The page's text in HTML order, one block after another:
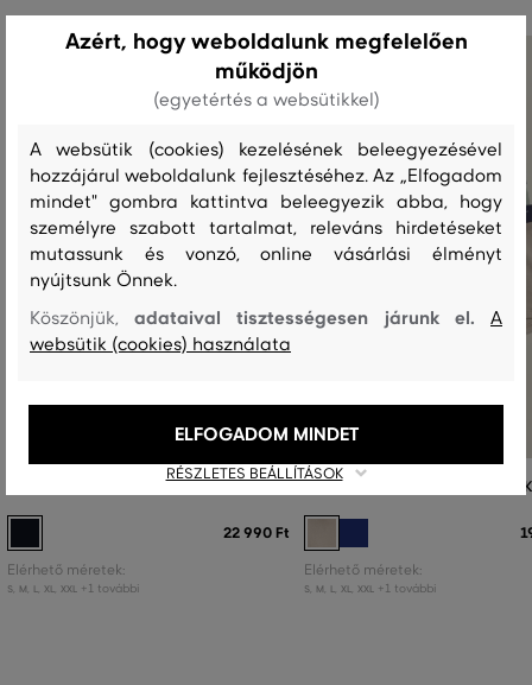
ALSÓNEMŰ GANT BOXER BRIEF 3-PACK
22 990 Ft
Elérhető méretek:
S M L XL XXL +1 további
ALSÓNEMŰ GANT TRUNK 3-PACK
Elérhető méretek:
S M L XL XXL +1 további
Azért, hogy weboldalunk megfelelően
működjön
(egyetértés a websütikkel)
A websütik (cookies) kezelésének beleegyezésével
hozzájárul weboldalunk fejlesztéséhez. Az „Elfogadom
mindet" gombra kattintva beleegyezik abba, hogy
személyre szabott tartalmat, releváns hirdetéseket
mutassunk és vonzó, online vásárlási élményt
nyújtsunk Önnek.
Köszönjük,adataival tisztességesen járunk el.A
websütik (cookies) használata
RÉSZLETES BEÁLLÍTÁSOK
ELFOGADOM MINDET